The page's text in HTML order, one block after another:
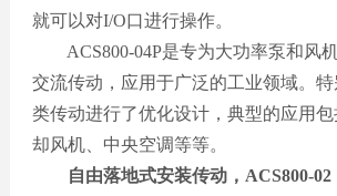
就可以对I/O口进行操作。
ACS800-04P是专为大功率泵和风
交流传动，应用于广泛的工业领域。
类传动进行了优化设计，典型的应用
却风机、中央空调等等。
自由落地式安装传动， ACS800-02